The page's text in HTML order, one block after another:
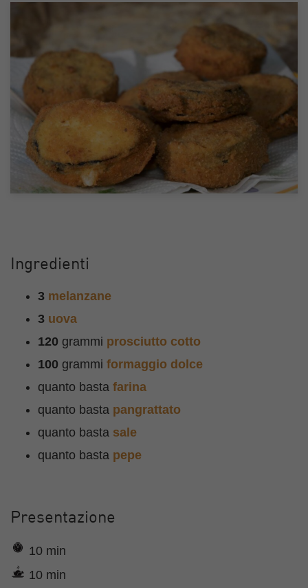
Ingredienti
3 melanzane
3 uova
120 grammi prosciutto cotto
100 grammi formaggio dolce
quanto basta farina
quanto basta pangrattato
quanto basta sale
quanto basta pepe
Presentazione
10 min
10 min